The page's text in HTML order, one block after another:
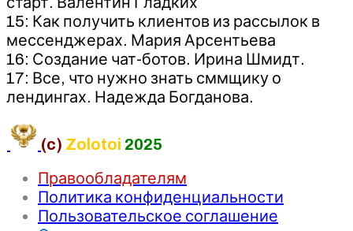
15: Как получить клиентов из рассылок в
мессенджерах. Мария Арсентьева
16: Создание чат-ботов. Ирина Шмидт.
17: Все, что нужно знать сммщику о
лендингах. Надежда Богданова.
(c) Zolotoi 2025
Правообладателям
Политика конфиденциальности
Пользовательское соглашение